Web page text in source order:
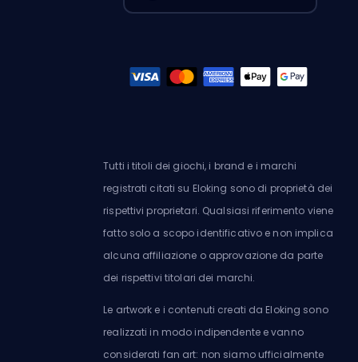
Tutti i titoli dei giochi, i brand e i marchi
registrati citati su Eloking sono di proprietà dei
rispettivi proprietari. Qualsiasi riferimento viene
fatto solo a scopo identificativo e non implica
alcuna affiliazione o approvazione da parte
dei rispettivi titolari dei marchi.
Le artwork e i contenuti creati da Eloking sono
realizzati in modo indipendente e vanno
considerati fan art: non siamo ufficialmente